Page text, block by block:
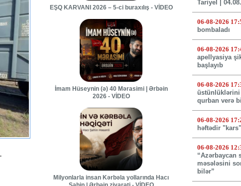
EŞQ KARVANI 2026 – 5-ci buraxılış - VİDEO
İmam Hüseynin (ə) 40 Mərasimi | Ərbəin
2026 - VİDEO
Milyonlarla insan Kərbəla yollarında Hacı
Tariyel |
06-08-2026
bombaladı
06-08-2026
apellyasiya
başlayıb
06-08-2026
üstünlüklərini
qurban verə
06-08-2026
həftədir
06-08-2026
“Azərbaycan
məsələsini
bilər”